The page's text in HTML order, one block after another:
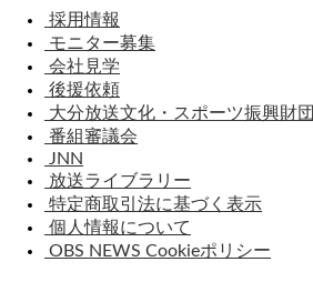
採用情報
モニター募集
会社見学
後援依頼
大分放送文化・スポーツ振興財団
番組審議会
JNN
放送ライブラリー
特定商取引法に基づく表示
個人情報について
OBS NEWS Cookieポリシー